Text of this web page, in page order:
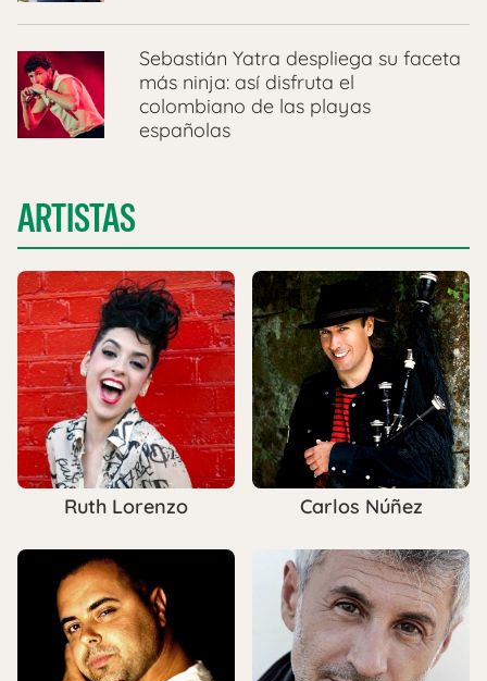
Sebastián Yatra despliega su faceta
más ninja: así disfruta el
colombiano de las playas
españolas
ARTISTAS
Ruth Lorenzo Carlos Núñez